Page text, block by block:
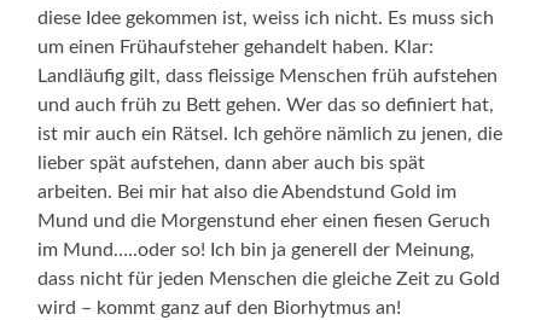
diese Idee gekommen ist, weiss ich nicht. Es muss sich
um einen Frühaufsteher gehandelt haben. Klar:
Landläufig gilt, dass fleissige Menschen früh aufstehen
und auch früh zu Bett gehen. Wer das so definiert hat,
ist mir auch ein Rätsel. Ich gehöre nämlich zu jenen, die
lieber spät aufstehen, dann aber auch bis spät
arbeiten. Bei mir hat also die Abendstund Gold im
Mund und die Morgenstund eher einen fiesen Geruch
im Mund…..oder so! Ich bin ja generell der Meinung,
dass nicht für jeden Menschen die gleiche Zeit zu Gold
wird – kommt ganz auf den Biorhytmus an!